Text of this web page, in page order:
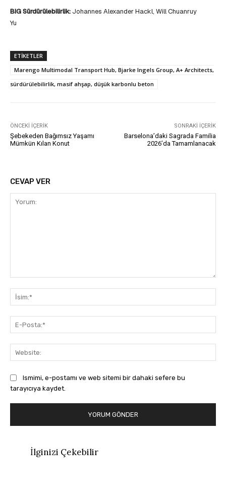
BIG Sürdürülebilirlik: Johannes Alexander Hackl, Will Chuanruy
Yu
ETIKETLER
Marengo Multimodal Transport Hub, Bjarke Ingels Group, A+ Architects,
sürdürülebilirlik, masif ahşap, düşük karbonlu beton
ÖNCEKI İÇERIK
Şebekeden Bağımsız Yaşamı
Mümkün Kılan Konut
SONRAKI İÇERIK
Barselona’daki Sagrada Familia
2026’da Tamamlanacak
CEVAP VER
Ismimi, e-postamı ve web sitemi bir dahaki sefere bu
tarayıcıya kaydet.
İlginizi Çekebilir